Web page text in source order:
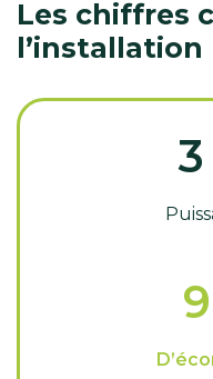
Les chiffres
l’installation
3